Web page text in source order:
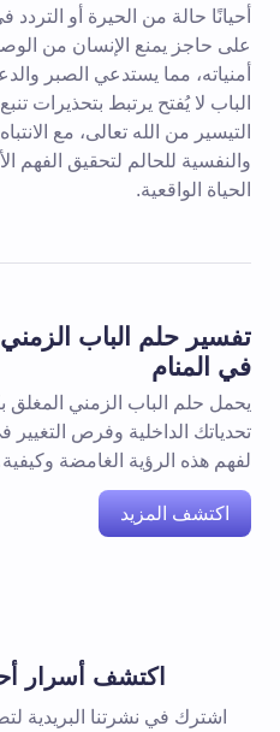
أحيانًا حالة من الحيرة أو
على حاجز يمنع الإنسان من
أمنياته، مما يستدعي الصبر
الباب لا يُفتح يرتبط بتحذيرات
التيسير من الله تعالى، مع
والنفسية للحالم لتحقيق الفهم
الحياة الواقعية.
تفسير حلم الباب الزمني
في المنام
يحمل حلم الباب الزمني
تحدياتك الداخلية وفرص التغيير
لفهم هذه الرؤية الغامضة
اكتشف المزيد
اكتشف أسرار
اشترك في نشرتنا البريدية